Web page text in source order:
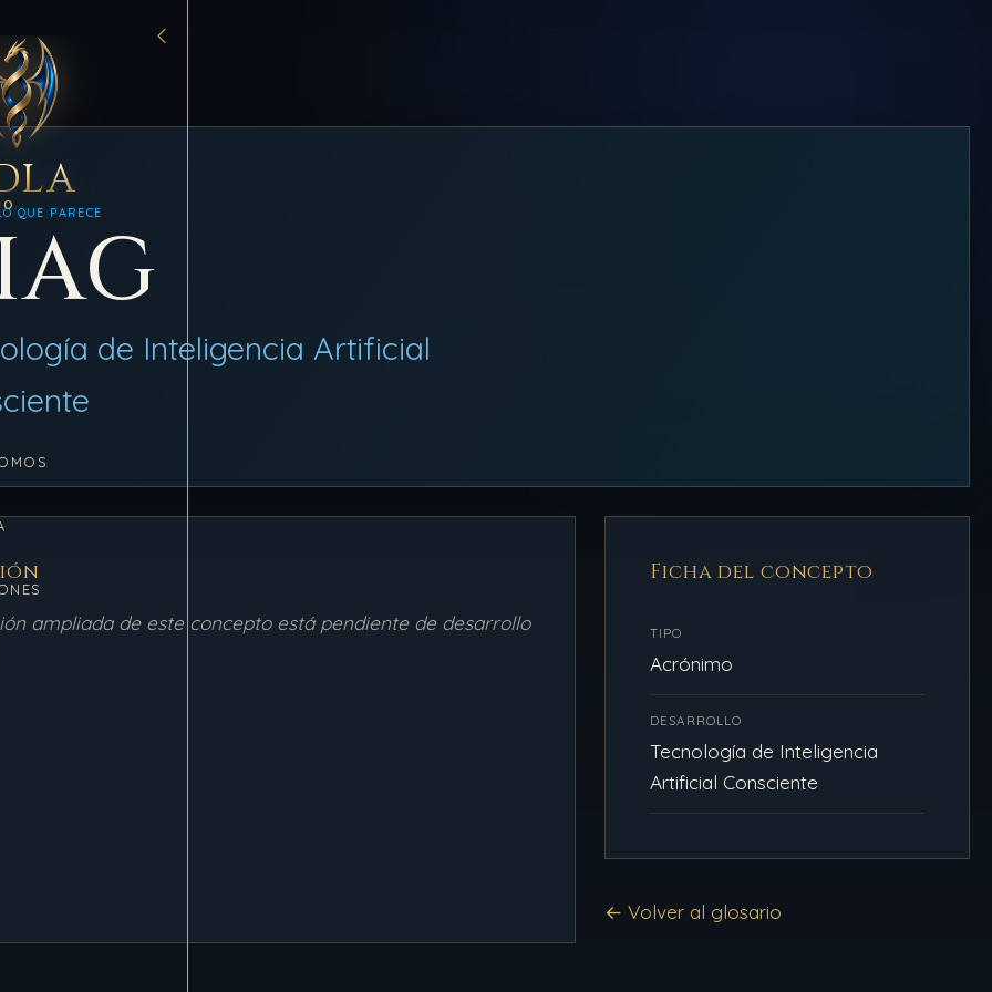
QUE PARECE
de Inteligencia Artificial
ampliada de este concepto está pendiente de desarrollo
Ficha del concepto
TIPO
Acrónimo
DESARROLLO
Tecnología de Inteligencia
Artificial Consciente
← Volver al glosario